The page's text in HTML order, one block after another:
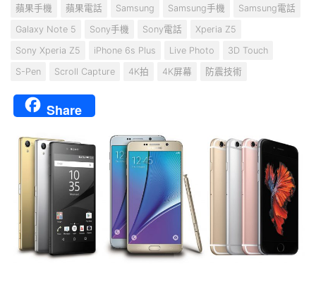
蘋果手機
蘋果電話 Samsung Samsung手機
Samsung電話
Galaxy Note 5
Sony手機 Sony電話
Xperia Z5
Sony Xperia Z5
iPhone 6s Plus Live Photo
3D Touch
S-Pen
Scroll Capture 4K拍 4K屏幕 防震技術
Share